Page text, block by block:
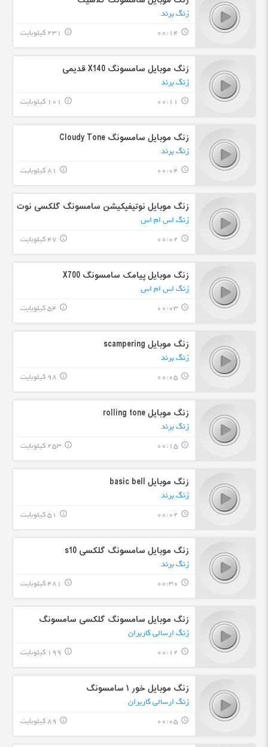
زنگ برند
query_builder
00:14 231 کیلوبایت info_outline
زنگ موبایل سامسونگ X140 قدیمی
زنگ برند
query_builder
00:11 101 کیلوبایت info_outline
زنگ موبایل سامسونگ Cloudy Tone
زنگ برند
query_builder
00:04 81 کیلوبایت info_outline
زنگ موبایل نوتیفیکیشن سامسونگ گلکسی نوت
زنگ اس ام اس
query_builder
00:02 47 کیلوبایت info_outline
زنگ موبایل پیامک سامسونگ X700
زنگ اس ام اس
query_builder
00:03 54 کیلوبایت info_outline
زنگ موبایل scampering
زنگ برند
query_builder
00:05 98 کیلوبایت info_outline
زنگ موبایل rolling tone
زنگ برند
query_builder
00:15 253 کیلوبایت info_outline
زنگ موبایل basic bell
زنگ برند
query_builder
00:02 51 کیلوبایت info_outline
زنگ موبایل سامسونگ گلکسی s10
زنگ برند
query_builder
00:30 481 کیلوبایت info_outline
زنگ موبایل سامسونگ گلکسی سامسونگ
زنگ ارسالی کاربران
query_builder
00:12 199 کیلوبایت info_outline
زنگ موبایل خور ۱ سامسونگ
زنگ ارسالی کاربران
query_builder
00:05 89 کیلوبایت info_outline